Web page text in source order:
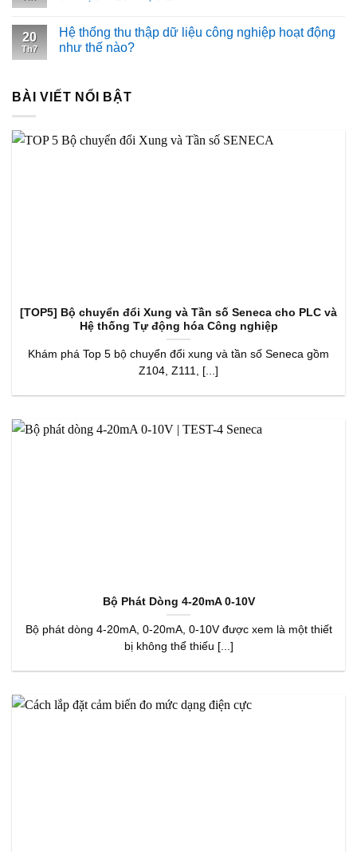
20
Th7
Hệ thống thu thập dữ liệu công nghiệp hoạt động
như thế nào?
BÀI VIẾT NỔI BẬT
[TOP5] Bộ chuyển đổi Xung và Tần số Seneca cho PLC và
Hệ thống Tự động hóa Công nghiệp
Khám phá Top 5 bộ chuyển đổi xung và tần số Seneca gồm
Z104, Z111, [...]
Bộ Phát Dòng 4-20mA 0-10V
Bộ phát dòng 4-20mA, 0-20mA, 0-10V được xem là một thiết
bị không thể thiếu [...]